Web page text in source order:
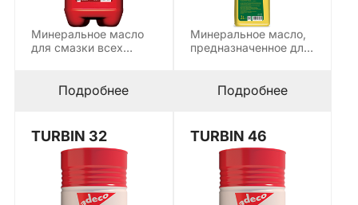
Минеральное масло
для смазки всех
других…Подробнее
Минеральное масло,
предназначенное для
которые…
Подробнее
TURBIN 32 TURBIN 46